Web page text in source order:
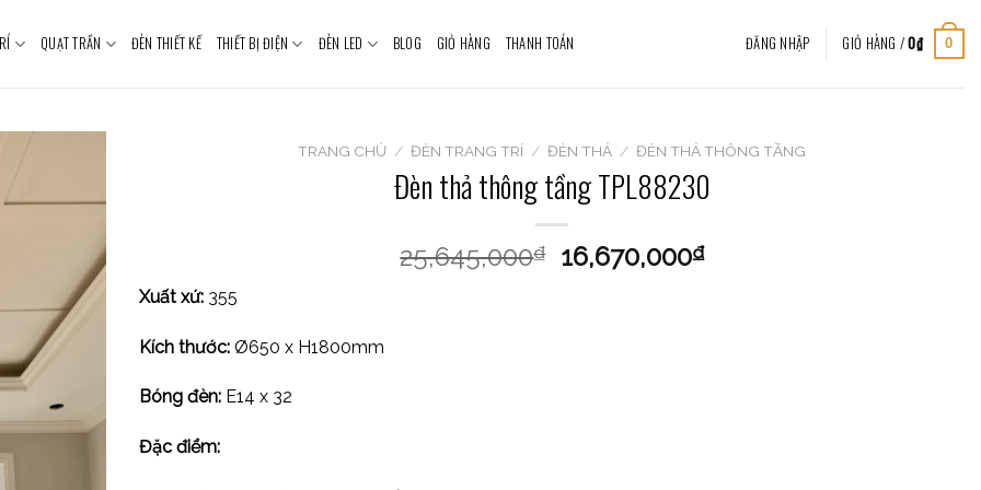
QUẠT TRẦN ĐÈN THIẾT KẾ THIẾT BỊ ĐIỆN ĐÈN LED BLOG GIỎ HÀNG THANH TOÁN ĐĂNG NHẬP GIỎ HÀNG /0₫ 0
TRANG CHỦ / ĐÈN TRANG TRÍ / ĐÈN THẢ / ĐÈN THẢ THÔNG TẦNG
Đèn thả thông tầng TPL88230
25,645,000₫ 16,670,000₫
Xuất xứ: 355
Kích thước: Ø650 x H1800mm
Bóng đèn: E14 x 32
Đặc điểm: